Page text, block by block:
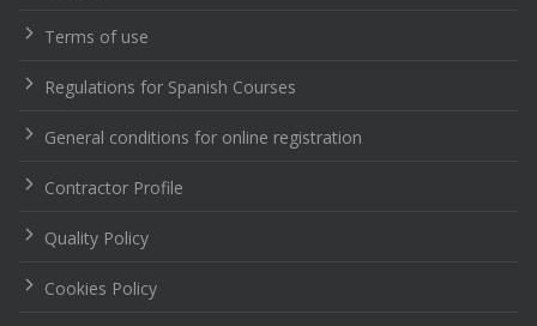
Terms of use
Regulations for Spanish Courses
General conditions for online registration
Contractor Profile
Quality Policy
Cookies Policy